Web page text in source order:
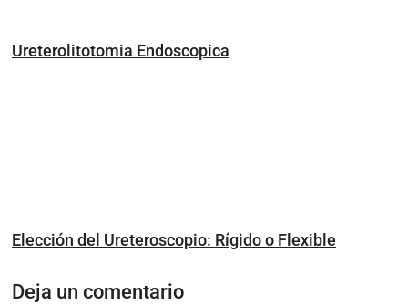
Ureterolitotomia Endoscopica
Elección del Ureteroscopio: Rígido o Flexible
Deja un comentario